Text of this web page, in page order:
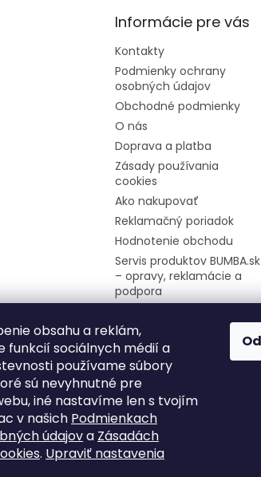
obsahu a reklám,
funkcií sociálnych médií a
používame súbory
sú nevyhnutné pre
iné nastavíme len s tvojím
v našich Podmienkach
údajova Zásadách
. Upraviť nastavenia
Informácie pre vás
Kontakty
Podmienky ochrany
osobných údajov
Obchodné podmienky
O nás
Doprava a platba
Zásady používania
cookies
Ako nakupovať
Reklamačný poriadok
Hodnotenie obchodu
Servis produktov BUMBA.sk
– opravy, reklamácie a
podpora
Moja objednávka
Odstúpenie od zmluvy